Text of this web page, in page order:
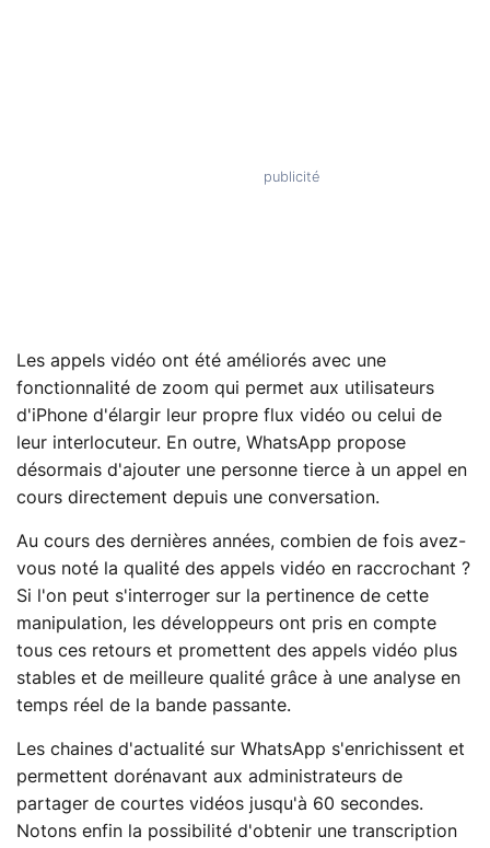
Les appels vidéo ont été améliorés avec une
fonctionnalité de zoom qui permet aux utilisateurs
d'iPhone d'élargir leur propre flux vidéo ou celui de
leur interlocuteur. En outre, WhatsApp propose
désormais d'ajouter une personne tierce à un appel en
cours directement depuis une conversation.
Au cours des dernières années, combien de fois avez-
vous noté la qualité des appels vidéo en raccrochant ?
Si l'on peut s'interroger sur la pertinence de cette
manipulation, les développeurs ont pris en compte
tous ces retours et promettent des appels vidéo plus
stables et de meilleure qualité grâce à une analyse en
temps réel de la bande passante.
Les chaines d'actualité sur WhatsApp s'enrichissent et
permettent dorénavant aux administrateurs de
partager de courtes vidéos jusqu'à 60 secondes.
Notons enfin la possibilité d'obtenir une transcription